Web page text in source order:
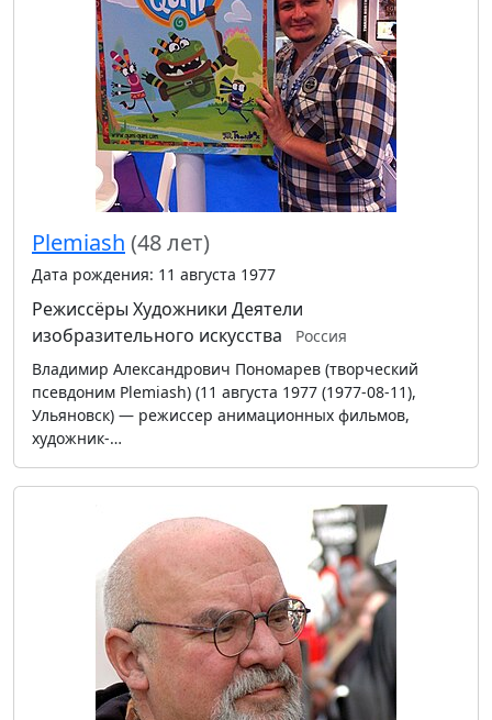
Plemiash (48 лет)
Дата рождения: 11 августа 1977
Режиссёры Художники Деятели
изобразительного искусства
Россия
Владимир Александрович Пономарев (творческий
псевдоним Plemiash) (11 августа 1977 (1977-08-11),
Ульяновск) — режиссер анимационных фильмов,
художник-…